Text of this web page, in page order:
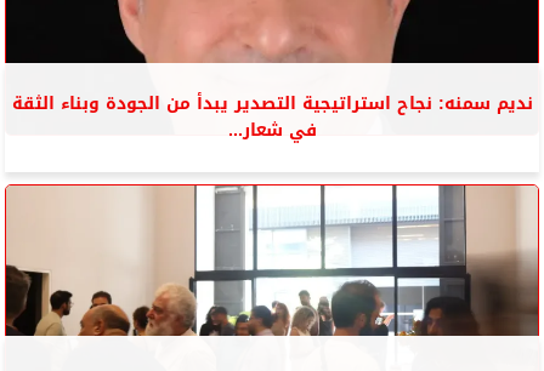
نديم سمنه: نجاح استراتيجية التصدير يبدأ من الجودة وبناء الثقة
في شعار...